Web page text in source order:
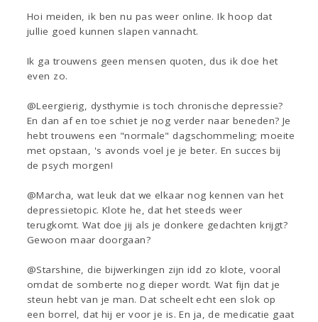
Hoi meiden, ik ben nu pas weer online. Ik hoop dat
jullie goed kunnen slapen vannacht.
Ik ga trouwens geen mensen quoten, dus ik doe het
even zo.
@Leergierig, dysthymie is toch chronische depressie?
En dan af en toe schiet je nog verder naar beneden? Je
hebt trouwens een "normale" dagschommeling; moeite
met opstaan, 's avonds voel je je beter. En succes bij
de psych morgen!
@Marcha, wat leuk dat we elkaar nog kennen van het
depressietopic. Klote he, dat het steeds weer
terugkomt. Wat doe jij als je donkere gedachten krijgt?
Gewoon maar doorgaan?
@Starshine, die bijwerkingen zijn idd zo klote, vooral
omdat de somberte nog dieper wordt. Wat fijn dat je
steun hebt van je man. Dat scheelt echt een slok op
een borrel, dat hij er voor je is. En ja, de medicatie gaat